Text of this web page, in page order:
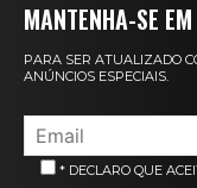
MANTENHA-SE
PARA SER ATUALIZADO
ANÚNCIOS ESPECIAIS.
* DECLARO QUE